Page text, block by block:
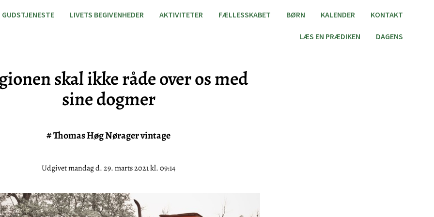
GUDSTJENESTE LIVETS BEGIVENHEDER AKTIVITETER FÆLLESSKABET BØRN KALENDER KONTAKT
LÆS EN PRÆDIKEN DAGENS
skal ikke råde over os med
sine dogmer
#Thomas Høg Nørager vintage
Udgivet mandag d. 29. marts 2021 kl. 09:14